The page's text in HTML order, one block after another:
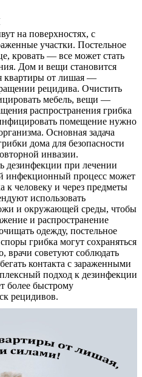
на поверхностях, с
участки. Постельное
кровать — все может стать
Дом и вещи становится
квартиры от лишая —
рецидива. Очистить
мебель, вещи —
распространения грибка
помещение нужно
Основная задача
дома для безопасности
инвазии.
дезинфекции при лечении
инфекционный процесс может
к человеку и через предметы
использовать
и окружающей среды, чтобы
и распространение
одежду, постельное
грибка могут сохраняться
врачи советуют соблюдать
контакта с зараженными
подход к дезинфекции
более быстрому
рецидивов.